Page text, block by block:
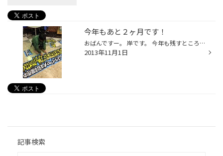
今年もあと２ヶ月です！
おばんですー。 岸です。 今年も残すところあと２ヶ月となりましたね。 気温もかなり下がり通勤がしんどくなってきました。 さて、スタッドレスシーズンも本格始動ということで店内も着々とスタッドレスの展示へと 変更されています。 今月下旬からはかなりの混雑が予想されますのでスタッドレスタ...
2013年11月1日
記事検索